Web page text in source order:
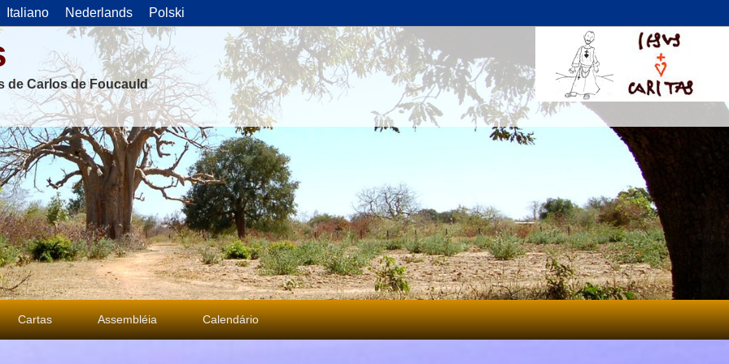
Italiano Nederlands Polski
de Carlos de Foucauld
Cartas Assembléia Calendário